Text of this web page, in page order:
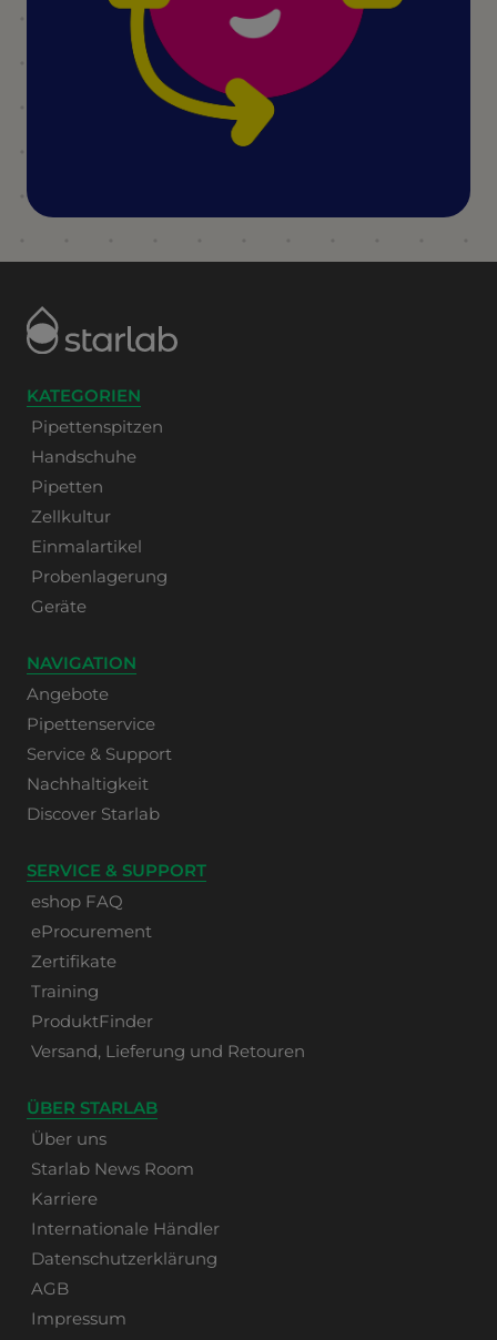
KATEGORIEN
Pipettenspitzen
Handschuhe
Pipetten
Zellkultur
Einmalartikel
Probenlagerung
Geräte
NAVIGATION
Angebote
Pipettenservice
Service & Support
Nachhaltigkeit
Discover Starlab
SERVICE & SUPPORT
eshop FAQ
eProcurement
Zertifikate
Training
ProduktFinder
Versand, Lieferung und Retouren
ÜBER STARLAB
Über uns
Starlab News Room
Karriere
Internationale Händler
Datenschutzerklärung
AGB
Impressum